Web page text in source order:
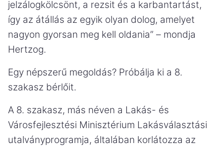
jelzálogkölcsönt, a rezsit és a karbantartást,
így az átállás az egyik olyan dolog, amelyet
nagyon gyorsan meg kell oldania” – mondja
Hertzog.
Egy népszerű megoldás? Próbálja ki a 8.
szakasz bérlőit.
A 8. szakasz, más néven a Lakás- és
Városfejlesztési Minisztérium Lakásválasztási
utalványprogramja, általában korlátozza az